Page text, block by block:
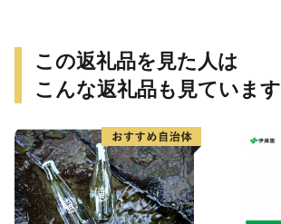
この返礼品を見た人は
こんな返礼品も見ています